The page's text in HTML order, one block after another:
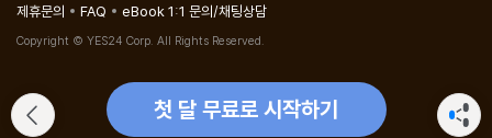
첫 달 무료로 시작하기
제휴문의
FAQ eBook 1:1 문의/채팅상담
Copyright © YES24 Corp. All Rights Reserved.